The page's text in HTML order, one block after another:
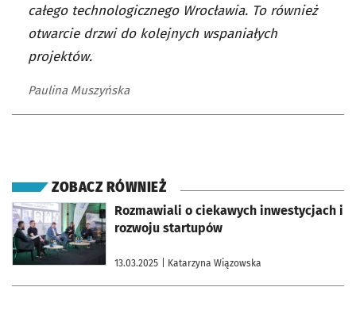
całego technologicznego Wrocławia. To również
otwarcie drzwi do kolejnych wspaniałych
projektów.
Paulina Muszyńska
ZOBACZ RÓWNIEŻ
Rozmawiali o ciekawych inwestycjach i
rozwoju startupów
13.03.2025 | Katarzyna Wiązowska
otworzy się w nowej karcie